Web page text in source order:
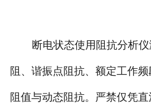
断电状态使用阻抗分析
阻、谐振点阻抗、额定工作
阻值与动态阻抗。严禁仅凭